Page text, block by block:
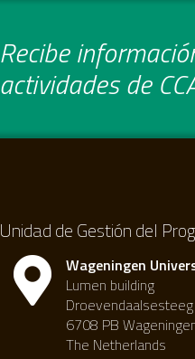
Recibe
actividades de
Unidad de Gestión del
Wageningen
Lumen building
6708 PB
The Netherlands